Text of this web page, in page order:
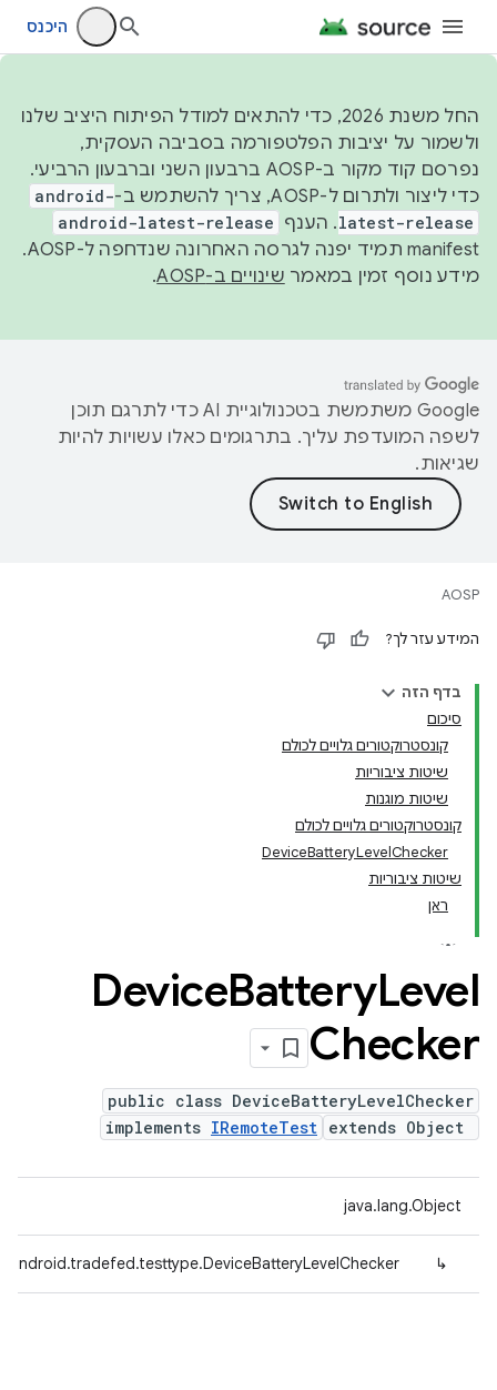
היכנס
החל משנת 2026, כדי להתאים למודל הפיתוח היציב שלנו
ולשמור על יציבות הפלטפורמה בסביבה העסקית,
נפרסם קוד מקור ב-AOSP ברבעון השני וברבעון הרביעי.
כדי ליצור ולתרום ל-AOSP, צריך להשתמש ב-
android-
latest-release. הענף android-latest-release
manifest תמיד יפנה לגרסה האחרונה שנדחפה ל-AOSP.
מידע נוסף זמין במאמר שינויים ב-AOSP .
‫Google משתמשת בטכנולוגיית AI כדי לתרגם תוכן
לשפה המועדפת עליך. בתרגומים כאלו עשויות להיות
שגיאות.
AOSP
המידע עזר לך?
בדף הזה
סיכום
קונסטרוקטורים גלויים לכולם
שיטות ציבוריות
שיטות מוגנות
קונסטרוקטורים גלויים לכולם
DeviceBatteryLevelChecker
שיטות ציבוריות
ראן
DeviceBatteryLevel
Checker
public class DeviceBatteryLevelChecker
extends Object
implements IRemoteTest
java.lang.Object
↳